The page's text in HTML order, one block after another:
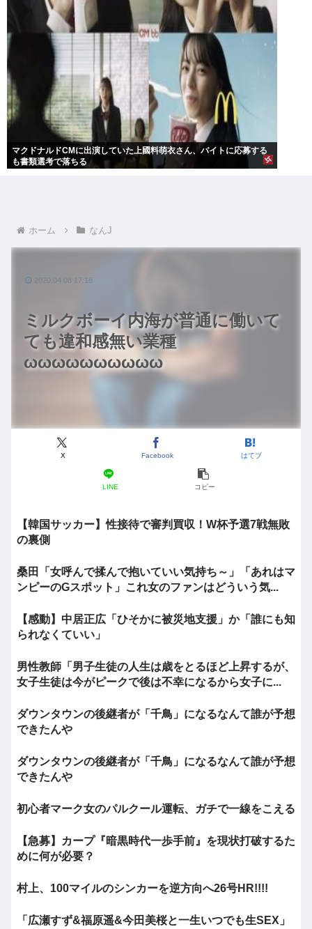
マクドナルドCMに出演していた上國料萌衣さん、バイトに応募する
も書類選考で落ちる
ホーム なんJ
ミルクボーイ内海が普通に働いて
ても違和感無い業種
ωωωωωωωωωω
X Facebook はてブ
LINE コピー
2020.04.08 17:18
【韓国サッカー】性接待で審判買収！W杯予選7戦無敗
の裏側
桑田「女呼んで揉んで抱いていい気持ち～」「あれはマ
ンピーのGスポット」これ女のファンはどういう気...
【感動】中居正広「ひそかに被災地支援」か「誰にも知
られなくていい」
男性教師「男子生徒の人生は歳をとるほど上昇するが、
女子生徒は今がピークで後は不幸になるから女子に...
ダウンタウンの後継者が「千鳥」になるなんて誰が予想
できたんや
ダウンタウンの後継者が「千鳥」になるなんて誰が予想
できたんや
初心者マーク女のパルクール運転、ガチで一線をこえる
【急募】カープ『暗黒時代一歩手前』を現状打破するた
めに何が必要？
村上、100マイルのシンカーを逆方向へ26号HR!!!!
「広瀬すず&福原遥&今田美桜と一生いつでも生SEX」